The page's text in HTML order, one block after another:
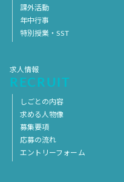
課外活動
年中行事
特別授業・SST
求人情報
RECRUIT
しごとの内容
求める人物像
募集要項
応募の流れ
エントリーフォーム